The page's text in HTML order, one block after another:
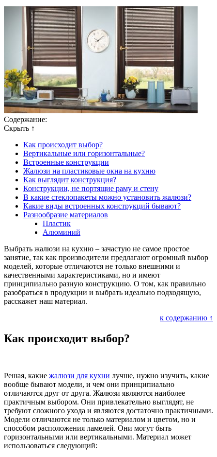
Содержание:
Скрыть ↑
Как происходит выбор?
Вертикальные или горизонтальные?
Встроенные конструкции
Жалюзи на пластиковые окна на кухню
Как выглядит конструкция?
Конструкции, не портящие раму и стену
В какие стеклопакеты можно установить жалюзи?
Какие виды встроенных конструкций бывают?
Разнообразие материалов
Пластик
Алюминий
Выбрать жалюзи на кухню – зачастую не самое простое
занятие, так как производители предлагают огромный выбор
моделей, которые отличаются не только внешними и
качественными характеристиками, но и имеют
принципиально разную конструкцию. О том, как правильно
разобраться в продукции и выбрать идеально подходящую,
расскажет наш материал.
к содержанию ↑
Как происходит выбор?
Решая, какие жалюзи для кухни лучше, нужно изучить, какие
вообще бывают модели, и чем они принципиально
отличаются друг от друга. Жалюзи являются наиболее
практичным выбором. Они привлекательно выглядят, не
требуют сложного ухода и являются достаточно практичными.
Модели отличаются не только материалом и цветом, но и
способом расположения ламелей. Они могут быть
горизонтальными или вертикальными. Материал может
использоваться следующий: